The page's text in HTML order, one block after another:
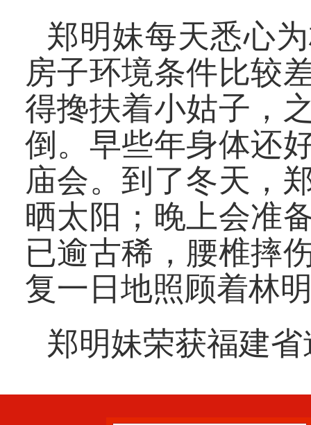
郑明妹每天悉心
房子环境条件比较
得搀扶着小姑子，
倒。早些年身体还
庙会。到了冬天，
晒太阳；晚上会准
已逾古稀，腰椎摔
复一日地照顾着林
郑明妹荣获福建